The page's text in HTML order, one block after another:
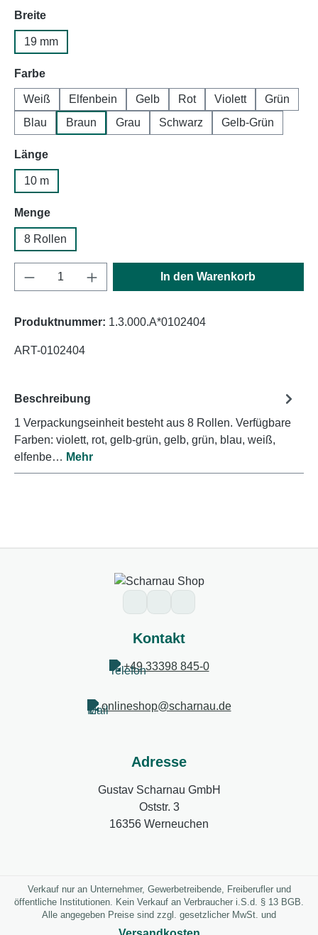
Breiteauswählen
19 mm
Farbeauswählen
Weiß Elfenbein Gelb Rot Violett
Grün
Blau
Braun Grau Schwarz Gelb-Grün
Längeauswählen
10 m
Mengeauswählen
8 Rollen
Produkt Anzahl: Gib den gewünschten
In den Warenkorb
Produktnummer: 1.3.000.A*0102404
ART-0102404
Beschreibung
1 Verpackungseinheit besteht aus 8 Rollen. Verfügbare
Farben: violett, rot, gelb-grün, gelb, grün, blau, weiß,
elfenbe… Mehr
Kontakt
+49 33398 845-0
onlineshop@scharnau.de
Adresse
Gustav Scharnau GmbH
Oststr. 3
16356 Werneuchen
Verkauf nur an Unternehmer, Gewerbetreibende, Freiberufler und
öffentliche Institutionen. Kein Verkauf an Verbraucher i.S.d. § 13 BGB.
Alle angegeben Preise sind zzgl. gesetzlicher MwSt. und